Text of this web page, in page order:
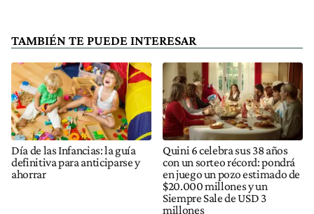
TAMBIÉN TE PUEDE INTERESAR
Día de las Infancias: la guía
definitiva para anticiparse y
ahorrar
Quini 6 celebra sus 38 años
con un sorteo récord: pondrá
en juego un pozo estimado de
$20.000 millones y un
Siempre Sale de USD 3
millones